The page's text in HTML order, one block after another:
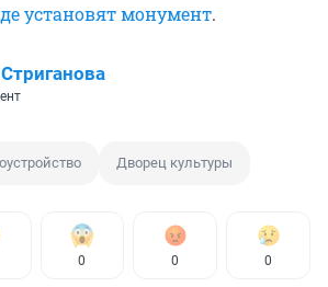
установят монумент.
Дворец культуры
0 0 0